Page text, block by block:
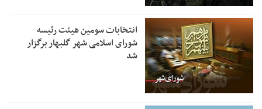
انتخابات سومین هیئت رئیسه
شورای اسلامی شهر گلبهار برگزار
شد